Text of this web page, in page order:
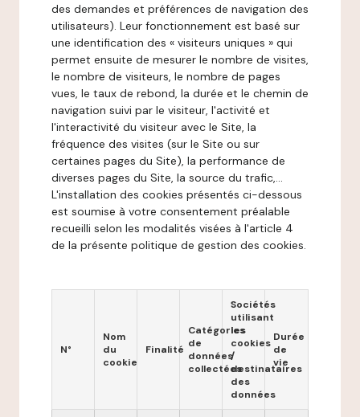
des demandes et préférences de navigation des
utilisateurs). Leur fonctionnement est basé sur
une identification des « visiteurs uniques » qui
permet ensuite de mesurer le nombre de visites,
le nombre de visiteurs, le nombre de pages
vues, le taux de rebond, la durée et le chemin de
navigation suivi par le visiteur, l'activité et
l'interactivité du visiteur avec le Site, la
fréquence des visites (sur le Site ou sur
certaines pages du Site), la performance de
diverses pages du Site, la source du trafic,...
L'installation des cookies présentés ci-dessous
est soumise à votre consentement préalable
recueilli selon les modalités visées à l'article 4
de la présente politique de gestion des cookies.
N°
Nom
du
cookie
Finalité
Catégories
de
données
collectées
Sociétés
utilisant
les
cookies
/
destinataires
des
données
Durée
de
vie